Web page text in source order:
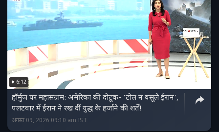
6:12
हॉर्मुज पर महासंग्राम: अमेरिका की दोटूक- 'टोल न वसूले ईरान',
पलटवार में ईरान ने रख दीं युद्ध के हर्जाने की शर्तें!
अगस्त 09, 2026 09:10 am IST